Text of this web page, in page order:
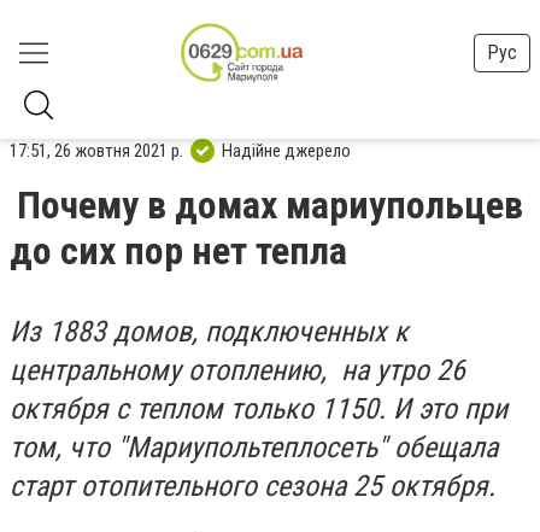
Рус
17:51, 26 жовтня 2021 р. Надійне джерело
Почему в домах мариупольцев
до сих пор нет тепла
Из 1883 домов, подключенных к
центральному отоплению, на утро 26
октября с теплом только 1150. И это при
том, что "Мариупольтеплосеть" обещала
старт отопительного сезона 25 октября.